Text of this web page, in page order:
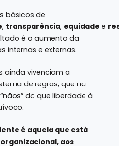
básicos de
, transparência, equidade e
é o aumento da
internas e externas.
ainda vivenciam a
de regras, que na
do que liberdade à
é aquela que está
aos